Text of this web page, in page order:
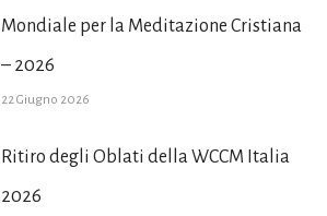
Mondiale per la Meditazione Cristiana
– 2026
22 Giugno 2026
Ritiro degli Oblati della WCCM Italia
2026